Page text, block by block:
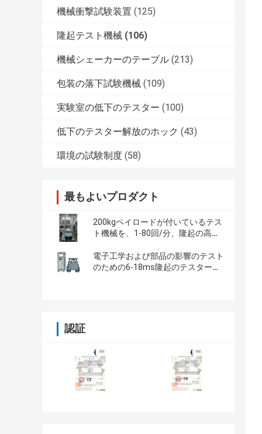
機械衝撃試験装置 (125)
隆起テスト機械 (106)
機械シェーカーのテーブル (213)
包装の落下試験機械 (109)
実験室の低下のテスター (100)
低下のテスター解放のホック (43)
環境の試験制度 (58)
最もよいプロダクト
200kgペイロードが付いているテス
ト機械を、1-80回/分、隆起の高さ
電子工学および部品の影響のテスト
のための6-18ms隆起のテスター装
認証